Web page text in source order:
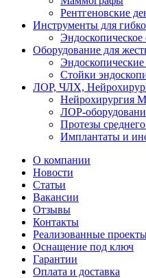
Рентгеновские
Инструменты для
Эндоскопическое
Оборудование для
Стойки
ЛОР, ЧЛХ,
Нейрохирургия
ЛОР-
Протезы
Имплантаты и
О компании
Новости
Статьи
Вакансии
Отзывы
Контакты
Реализованные
Оснащение под ключ
Гарантии
Оплата и доставка